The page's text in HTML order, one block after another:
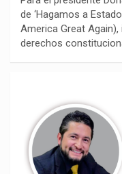
de ‘Hagamos a
America Great
derechos